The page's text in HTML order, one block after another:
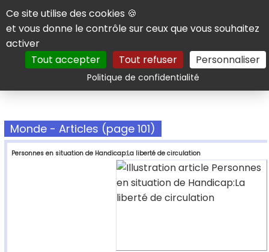
Panneau de gestion des cookies
Ce site utilise des cookies 🍪
et vous donne le contrôle sur ceux que vous souhaitez
activer
Tout accepter
Tout refuser Personnaliser
Politique de confidentialitéRechercher
Monde - Articles (page 101)
Personnes en situation de Handicap:La liberté de circulation